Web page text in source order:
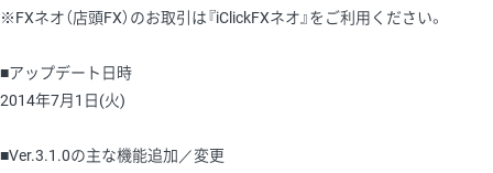
※FXネオ（店頭FX）のお取引は『iClickFXネオ』をご利用ください。
■アップデート日時
2014年7月1日(火)
■Ver.3.1.0の主な機能追加／変更